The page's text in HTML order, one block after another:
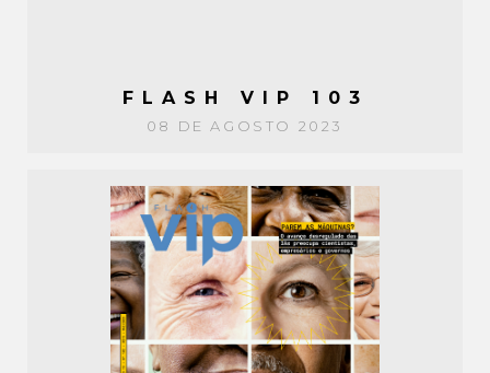
FLASH VIP 103
08 DE AGOSTO 2023